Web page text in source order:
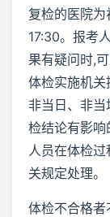
复检的医院
17:30。报考
果有疑问时,
体检实施机
非当日、非
检结论有影
人员在体检
关规定处理。
体检不合格